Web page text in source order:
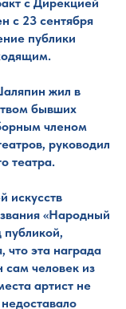
с 23 сентября
публики
жил в
бывших
членом
руководил
театра.
искусств
«Народный
публикой,
что эта награда
сам человек из
артист не